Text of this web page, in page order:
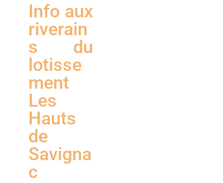
Info aux
riverain
s du
lotisse
ment
Les
Hauts
de
Savigna
c